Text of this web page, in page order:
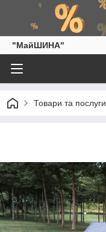
"МайШИНА"
Товари та послуги